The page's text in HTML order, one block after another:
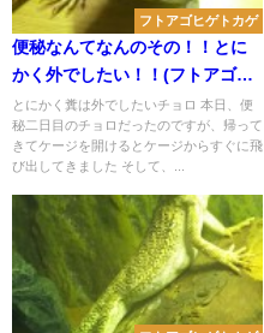
フトアゴヒゲトカゲ
便秘なんてなんのその！！とに
かく外でしたい！！(フトアゴヒ
ゲトカゲの便秘)
とにかく糞は外でしたいチョロ 本日、便
秘二日目のチョロだったのですが、帰って
きてケージを開けるとケージからすぐに飛
び出してきました そして、...